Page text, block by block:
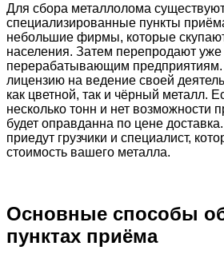
Для сбора металлолома
специализированные пункты
небольшие фирмы, которые
населения. Затем перепродают
перерабатывающим
лицензию на ведение своей
как цветной, так и чёрный металл.
несколько тонн и нет возможности
будет оправданна по цене
приедут грузчики и специалист,
стоимость вашего металла.
Основные способы
пунктах приёма